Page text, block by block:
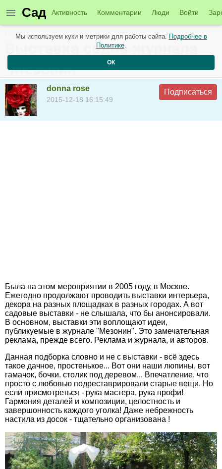
Сад Активность Комментарии Люди Войти
Новые темы в сообществе садоводов от 19 декабря
Выставка садов журнала
"Мезонин"
donna rose
2015-12-18 16:15:49
Подписаться
Была на этом мероприятии в 2005 году, в Москве.
Ежегодно продолжают проводить выставки интерьера,
декора на разных площадках в разных городах. А вот
садовые выставки - не слышала, что бы анонсировали.
В основном, выставки эти воплощают идеи,
публикуемые в журнале "Мезонин". Это замечательная
реклама, прежде всего. Реклама и журнала, и авторов.
Данная подборка словно и не с выставки - всё здесь
такое дачное, простенькое... Вот они наши люпины, вот
гамачок, бочки. столик под деревом... Впечатление, что
просто с любовью подреставрировали старые вещи. Но
если присмотреться - рука мастера, рука профи!
Гармония деталей и композиции, целостность и
завершонность каждого уголка! Даже небрежность
настила из досок - тщательно организована !
Мы используем куки и метрики для работы сайта. Подробнее в
Политике.
ОК